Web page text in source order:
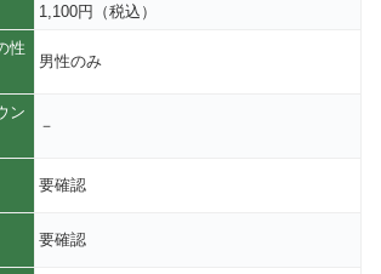
1,100円（税込）
性
男性のみ
ン
－
要確認
要確認